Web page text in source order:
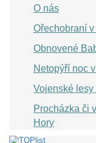
O nás
Ořechobraní
Obnovené
Netopýří noc
Vojenské
Procházka či
Hory